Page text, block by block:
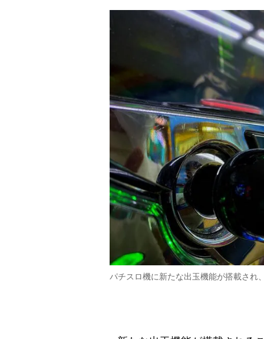
パチスロ機に新たな出玉機能が搭載され